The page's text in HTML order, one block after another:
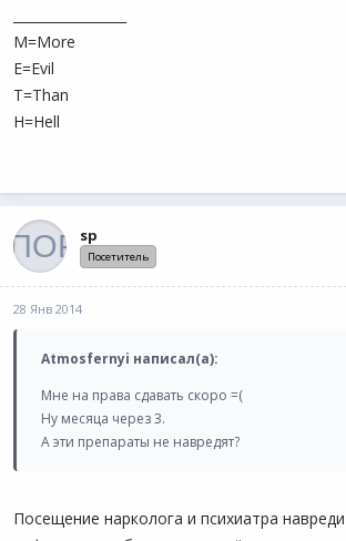
M=More
E=Evil
T=Than
H=Hell
sp
Посетитель
28 Янв 2014
Atmosfernyi написал(а):
Мне на права сдавать скоро =(
Ну месяца через 3.
А эти препараты не навредят?
Посещение нарколога и психиатра